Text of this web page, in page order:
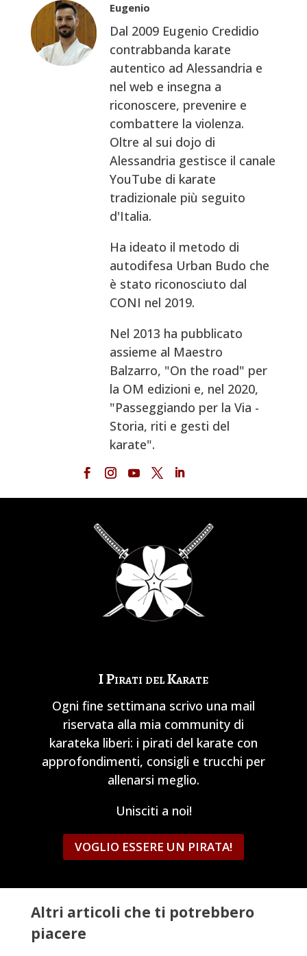
Eugenio
Dal 2009 Eugenio Credidio
contrabbanda karate
autentico ad Alessandria e
nel web e insegna a
riconoscere, prevenire e
combattere la violenza.
Oltre al sui dojo di
Alessandria gestisce il canale
YouTube di karate
tradizionale più seguito
d'Italia.
Ha ideato il metodo di
autodifesa Urban Budo che
è stato riconosciuto dal
CONI nel 2019.
Nel 2013 ha pubblicato
assieme al Maestro
Balzarro, "On the road" per
la OM edizioni e, nel 2020,
"Passeggiando per la Via -
Storia, riti e gesti del
karate".
I Pirati del Karate
Ogni fine settimana scrivo una mail
riservata alla mia community di
karateka liberi: i pirati del karate con
approfondimenti, consigli e trucchi per
allenarsi meglio.
Unisciti a noi!
VOGLIO ESSERE UN PIRATA!
Altri articoli che ti potrebbero
piacere